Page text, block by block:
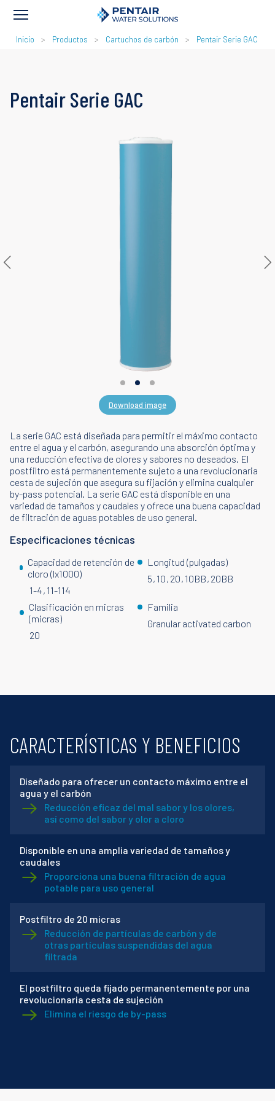
RUTA
Inicio Productos Cartuchos de carbón Pentair Serie GAC
Pentair Serie GAC
Download image
Download image
La serie GAC está diseñada para permitir el máximo contacto
entre el agua y el carbón, asegurando una absorción óptima y
una reducción efectiva de olores y sabores no deseados. El
postfiltro está permanentemente sujeto a una revolucionaria
cesta de sujeción que asegura su fijación y elimina cualquier
by-pass potencial. La serie GAC está disponible en una
variedad de tamaños y caudales y ofrece una buena capacidad
de filtración de aguas potables de uso general.
Especificaciones técnicas
Capacidad de retención de
cloro (lx1000)
1-4 11-114
Longitud (pulgadas)
5 10 20 10BB 20BB
Clasificación en micras
(micras)
20
Familia
Granular activated carbon
CARACTERÍSTICAS Y BENEFICIOS
Diseñado para ofrecer un contacto máximo entre el
agua y el carbón
Reducción eficaz del mal sabor y los olores,
así como del sabor y olor a cloro
Disponible en una amplia variedad de tamaños y
caudales
Proporciona una buena filtración de agua
potable para uso general
Postfiltro de 20 micras
Reducción de partículas de carbón y de
otras partículas suspendidas del agua
filtrada
El postfiltro queda fijado permanentemente por una
revolucionaria cesta de sujeción
Elimina el riesgo de by-pass